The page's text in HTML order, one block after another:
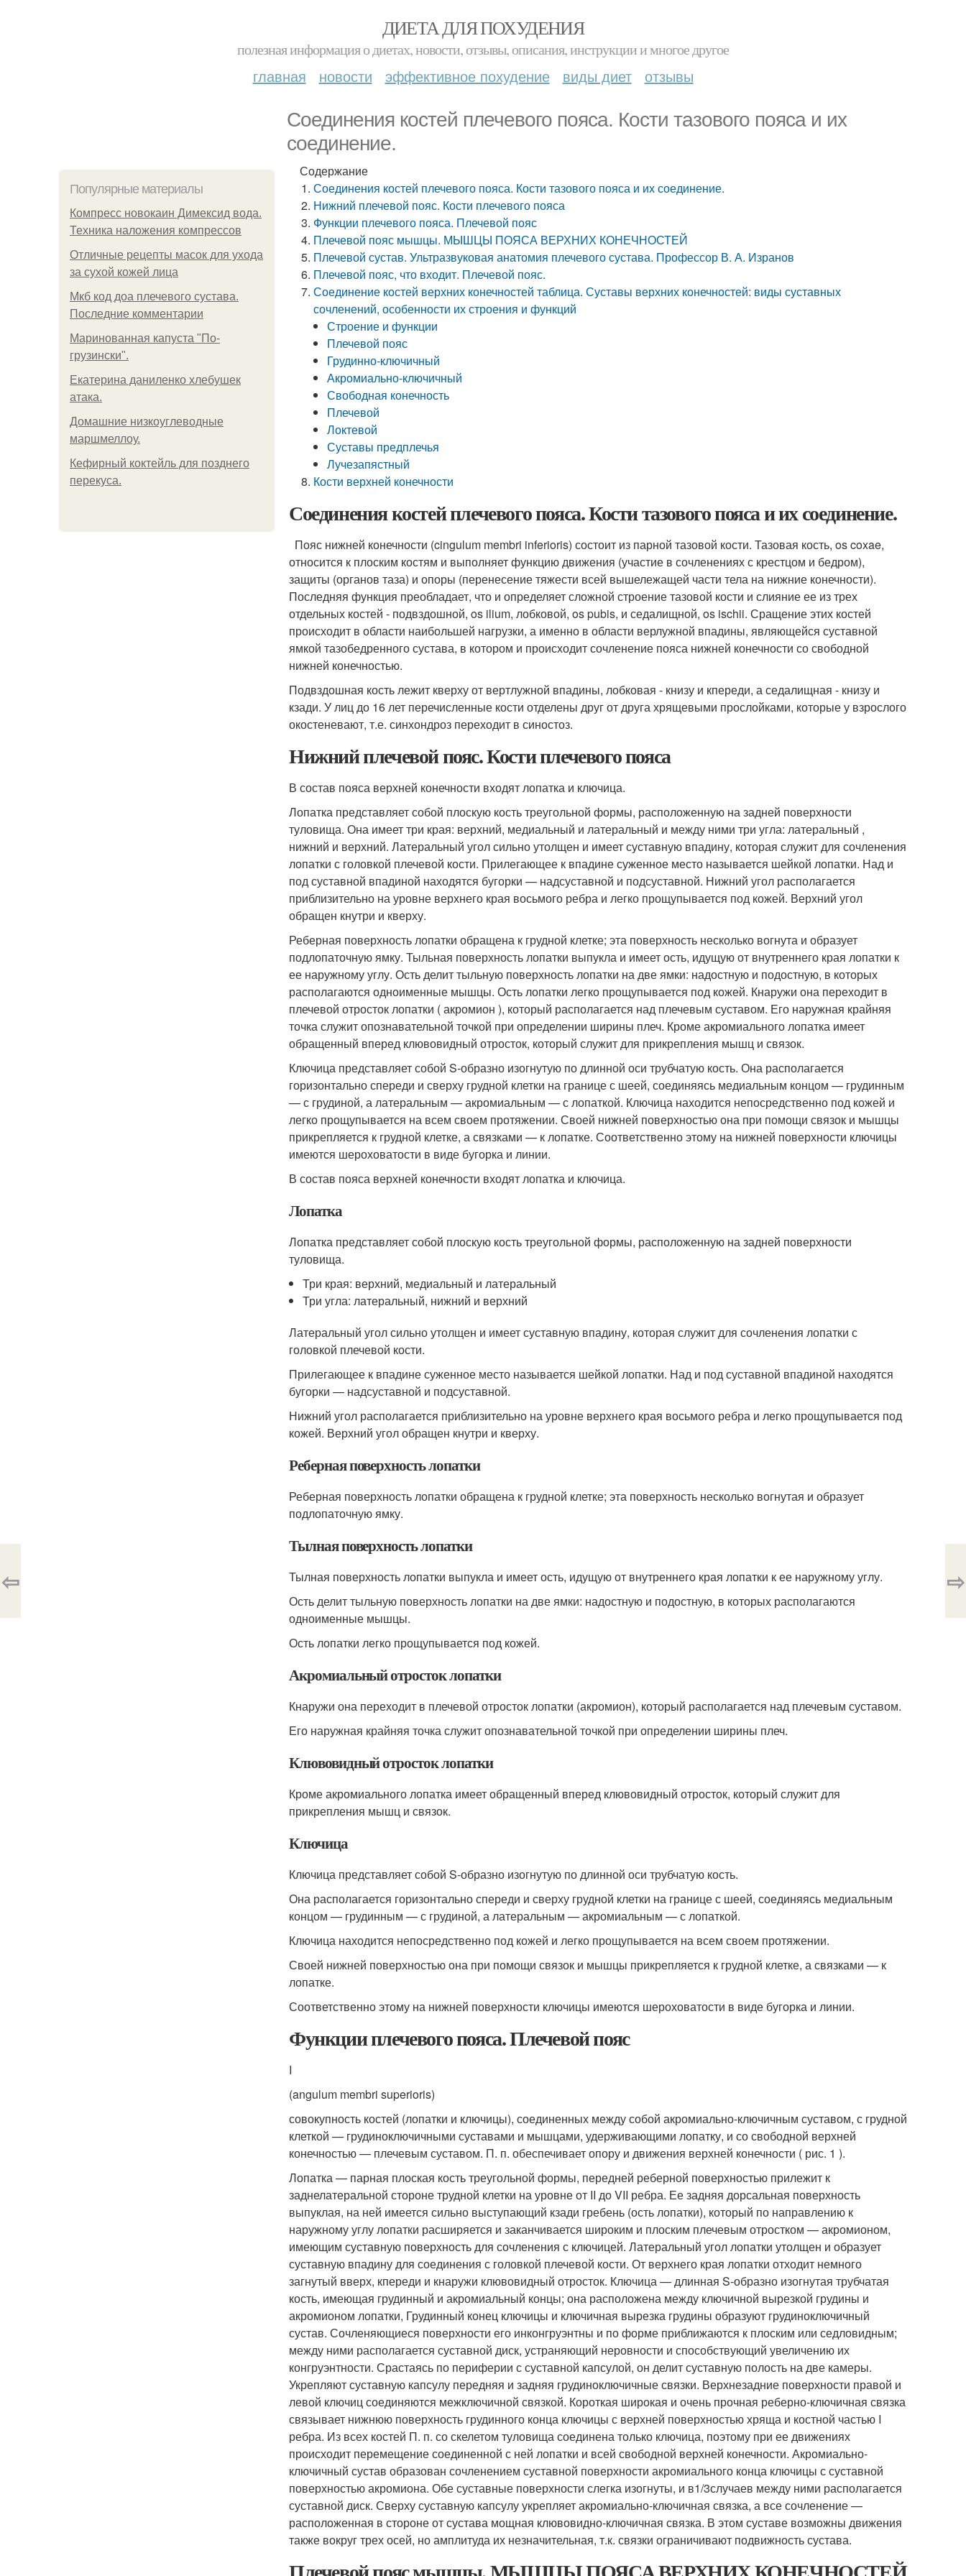
ДИЕТА ДЛЯ ПОХУДЕНИЯ
полезная информация о диетах, новости, отзывы, описания, инструкции и многое другое
главная новости эффективное похудение виды диет отзывы
Соединения костей плечевого пояса. Кости тазового пояса и их
соединение.
Популярные материалы
Компресс новокаин Димексид вода.
Техника наложения компрессов
Отличные рецепты масок для ухода
за сухой кожей лица
Мкб код доа плечевого сустава.
Последние комментарии
Маринованная капуста "По-
грузински".
Екатерина даниленко хлебушек
атака.
Домашние низкоуглеводные
маршмеллоу.
Кефирный коктейль для позднего
перекуса.
Содержание
Соединения костей плечевого пояса. Кости тазового пояса и их соединение.
Нижний плечевой пояс. Кости плечевого пояса
Функции плечевого пояса. Плечевой пояс
Плечевой пояс мышцы. МЫШЦЫ ПОЯСА ВЕРХНИХ КОНЕЧНОСТЕЙ
Плечевой сустав. Ультразвуковая анатомия плечевого сустава. Профессор В. А. Изранов
Плечевой пояс, что входит. Плечевой пояс.
Соединение костей верхних конечностей таблица. Суставы верхних конечностей: виды суставных
сочленений, особенности их строения и функций
Строение и функции
Плечевой пояс
Грудинно-ключичный
Акромиально-ключичный
Свободная конечность
Плечевой
Локтевой
Суставы предплечья
Лучезапястный
Кости верхней конечности
Соединения костей плечевого пояса. Кости тазового пояса и их соединение.
Пояс нижней конечности (cingulum membri inferioris) состоит из парной тазовой кости. Тазовая кость, os coxae,
относится к плоским костям и выполняет функцию движения (участие в сочленениях с крестцом и бедром),
защиты (органов таза) и опоры (перенесение тяжести всей вышележащей части тела на нижние конечности).
Последняя функция преобладает, что и определяет сложной строение тазовой кости и слияние ее из трех
отдельных костей - подвздошной, os ilium, лобковой, os pubis, и седалищной, os ischii. Сращение этих костей
происходит в области наибольшей нагрузки, а именно в области верлужной впадины, являющейся суставной
ямкой тазобедренного сустава, в котором и происходит сочленение пояса нижней конечности со свободной
нижней конечностью.
Подвздошная кость лежит кверху от вертлужной впадины, лобковая - книзу и кпереди, а седалищная - книзу и
кзади. У лиц до 16 лет перечисленные кости отделены друг от друга хрящевыми прослойками, которые у взрослого
окостеневают, т.е. синхондроз переходит в синостоз.
Нижний плечевой пояс. Кости плечевого пояса
В состав пояса верхней конечности входят лопатка и ключица.
Лопатка представляет собой плоскую кость треугольной формы, расположенную на задней поверхности
туловища. Она имеет три края: верхний, медиальный и латеральный и между ними три угла: латеральный ,
нижний и верхний. Латеральный угол сильно утолщен и имеет суставную впадину, которая служит для сочленения
лопатки с головкой плечевой кости. Прилегающее к впадине суженное место называется шейкой лопатки. Над и
под суставной впадиной находятся бугорки — надсуставной и подсуставной. Нижний угол располагается
приблизительно на уровне верхнего края восьмого ребра и легко прощупывается под кожей. Верхний угол
обращен кнутри и кверху.
Реберная поверхность лопатки обращена к грудной клетке; эта поверхность несколько вогнута и образует
подлопаточную ямку. Тыльная поверхность лопатки выпукла и имеет ость, идущую от внутреннего края лопатки к
ее наружному углу. Ость делит тыльную поверхность лопатки на две ямки: надостную и подостную, в которых
располагаются одноименные мышцы. Ость лопатки легко прощупывается под кожей. Кнаружи она переходит в
плечевой отросток лопатки ( акромион ), который располагается над плечевым суставом. Его наружная крайняя
точка служит опознавательной точкой при определении ширины плеч. Кроме акромиального лопатка имеет
обращенный вперед клювовидный отросток, который служит для прикрепления мышц и связок.
Ключица представляет собой S-образно изогнутую по длинной оси трубчатую кость. Она располагается
горизонтально спереди и сверху грудной клетки на границе с шеей, соединяясь медиальным концом — грудинным
— с грудиной, а латеральным — акромиальным — с лопаткой. Ключица находится непосредственно под кожей и
легко прощупывается на всем своем протяжении. Своей нижней поверхностью она при помощи связок и мышцы
прикрепляется к грудной клетке, а связками — к лопатке. Соответственно этому на нижней поверхности ключицы
имеются шероховатости в виде бугорка и линии.
В состав пояса верхней конечности входят лопатка и ключица.
Лопатка
Лопатка представляет собой плоскую кость треугольной формы, расположенную на задней поверхности
туловища.
Три края: верхний, медиальный и латеральный
Три угла: латеральный, нижний и верхний
Латеральный угол сильно утолщен и имеет суставную впадину, которая служит для сочленения лопатки с
головкой плечевой кости.
Прилегающее к впадине суженное место называется шейкой лопатки. Над и под суставной впадиной находятся
бугорки — надсуставной и подсуставной.
Нижний угол располагается приблизительно на уровне верхнего края восьмого ребра и легко прощупывается под
кожей. Верхний угол обращен кнутри и кверху.
Реберная поверхность лопатки
Реберная поверхность лопатки обращена к грудной клетке; эта поверхность несколько вогнутая и образует
подлопаточную ямку.
Тылная поверхность лопатки
Тылная поверхность лопатки выпукла и имеет ость, идущую от внутреннего края лопатки к ее наружному углу.
Ость делит тыльную поверхность лопатки на две ямки: надостную и подостную, в которых располагаются
одноименные мышцы.
Ость лопатки легко прощупывается под кожей.
Акромиальный отросток лопатки
Кнаружи она переходит в плечевой отросток лопатки (акромион), который располагается над плечевым суставом.
Его наружная крайняя точка служит опознавательной точкой при определении ширины плеч.
Клювовидный отросток лопатки
Кроме акромиального лопатка имеет обращенный вперед клювовидный отросток, который служит для
прикрепления мышц и связок.
Ключица
Ключица представляет собой S-образно изогнутую по длинной оси трубчатую кость.
Она располагается горизонтально спереди и сверху грудной клетки на границе с шеей, соединяясь медиальным
концом — грудинным — с грудиной, а латеральным — акромиальным — с лопаткой.
Ключица находится непосредственно под кожей и легко прощупывается на всем своем протяжении.
Своей нижней поверхностью она при помощи связок и мышцы прикрепляется к грудной клетке, а связками — к
лопатке.
Соответственно этому на нижней поверхности ключицы имеются шероховатости в виде бугорка и линии.
Функции плечевого пояса. Плечевой пояс
I
(angulum membri superioris)
совокупность костей (лопатки и ключицы), соединенных между собой акромиально-ключичным суставом, с грудной
клеткой — грудиноключичными суставами и мышцами, удерживающими лопатку, и со свободной верхней
конечностью — плечевым суставом. П. п. обеспечивает опору и движения верхней конечности ( рис. 1 ).
Лопатка — парная плоская кость треугольной формы, передней реберной поверхностью прилежит к
заднелатеральной стороне трудной клетки на уровне от II до VII ребра. Ее задняя дорсальная поверхность
выпуклая, на ней имеется сильно выступающий кзади гребень (ость лопатки), который по направлению к
наружному углу лопатки расширяется и заканчивается широким и плоским плечевым отростком — акромионом,
имеющим суставную поверхность для сочленения с ключицей. Латеральный угол лопатки утолщен и образует
суставную впадину для соединения с головкой плечевой кости. От верхнего края лопатки отходит немного
загнутый вверх, кпереди и кнаружи клювовидный отросток. Ключица — длинная S-образно изогнутая трубчатая
кость, имеющая грудинный и акромиальный концы; она расположена между ключичной вырезкой грудины и
акромионом лопатки, Грудинный конец ключицы и ключичная вырезка грудины образуют грудиноключичный
сустав. Сочленяющиеся поверхности его инконгруэнтны и по форме приближаются к плоским или седловидным;
между ними располагается суставной диск, устраняющий неровности и способствующий увеличению их
конгруэнтности. Срастаясь по периферии с суставной капсулой, он делит суставную полость на две камеры.
Укрепляют суставную капсулу передняя и задняя грудиноключичные связки. Верхнезадние поверхности правой и
левой ключиц соединяются межключичной связкой. Короткая широкая и очень прочная реберно-ключичная связка
связывает нижнюю поверхность грудинного конца ключицы с верхней поверхностью хряща и костной частью I
ребра. Из всех костей П. п. со скелетом туловища соединена только ключица, поэтому при ее движениях
происходит перемещение соединенной с ней лопатки и всей свободной верхней конечности. Акромиально-
ключичный сустав образован сочленением суставной поверхности акромиального конца ключицы с суставной
поверхностью акромиона. Обе суставные поверхности слегка изогнуты, и в1/3случаев между ними располагается
суставной диск. Сверху суставную капсулу укрепляет акромиально-ключичная связка, а все сочленение —
расположенная в стороне от сустава мощная клювовидно-ключичная связка. В этом суставе возможны движения
также вокруг трех осей, но амплитуда их незначительная, т.к. связки ограничивают подвижность сустава.
⇦ ⇨